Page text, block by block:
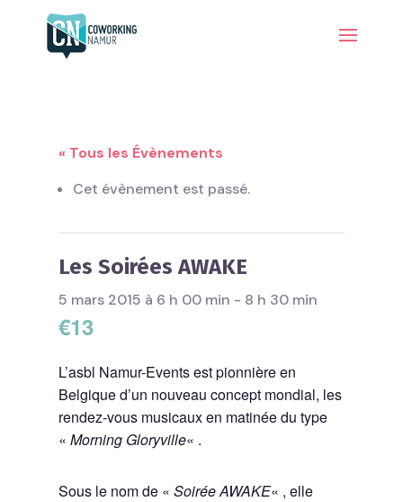
« Tous les Évènements
Cet évènement est passé.
Les Soirées AWAKE
5 mars 2015 à 6 h 00 min - 8 h 30 min
€13
L’asbl Namur-Events est pionnière en
Belgique d’un nouveau concept mondial, les
rendez-vous musicaux en matinée du type
« Morning Gloryville« .
Sous le nom de « Soirée AWAKE« , elle